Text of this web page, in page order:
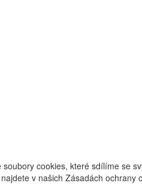
cookies, které sdílíme se
v našich Zásadách ochrany